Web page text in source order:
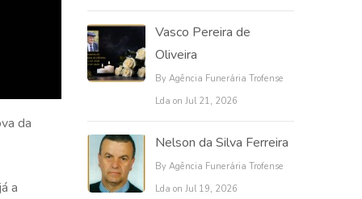
da
a
Vasco Pereira de
Oliveira
By Agência Funerária Trofense
Lda on Jul 21, 2026
Nelson da Silva Ferreira
By Agência Funerária Trofense
Lda on Jul 19, 2026